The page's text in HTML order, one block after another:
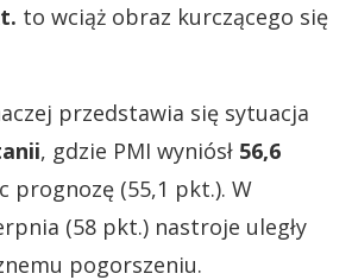
to wciąż obraz kurczącego się
przedstawia się sytuacja
, gdzie PMI wyniósł 56,6
prognozę (55,1 pkt.). W
(58 pkt.) nastroje uległy
pogorszeniu.